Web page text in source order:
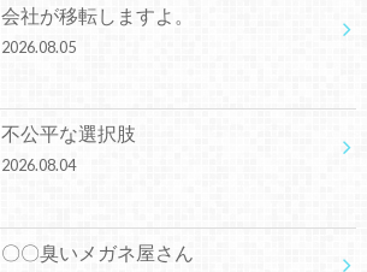
会社が移転しますよ。
2026.08.05
不公平な選択肢
2026.08.04
〇〇臭いメガネ屋さん